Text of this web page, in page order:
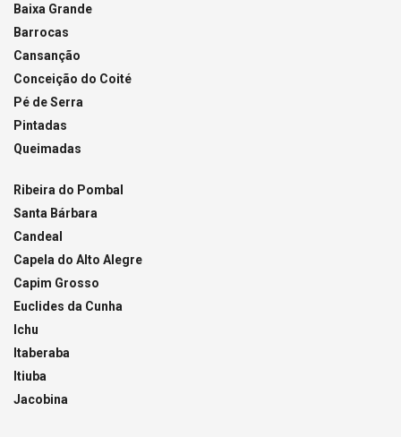
Baixa Grande
Barrocas
Cansanção
Conceição do Coité
Pé de Serra
Pintadas
Queimadas
Ribeira do Pombal
Santa Bárbara
Candeal
Capela do Alto Alegre
Capim Grosso
Euclides da Cunha
Ichu
Itaberaba
Itiuba
Jacobina